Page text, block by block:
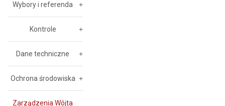
Wybory i referenda
Kontrole
Dane techniczne
Ochrona środowiska
Zarządzenia Wójta